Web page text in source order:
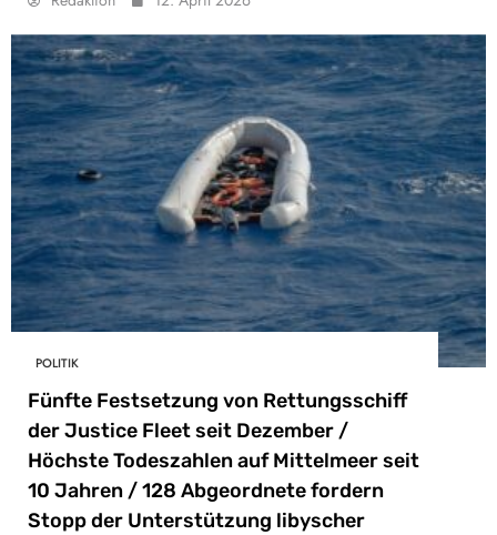
POLITIK
Fünfte Festsetzung von Rettungsschiff
der Justice Fleet seit Dezember /
Höchste Todeszahlen auf Mittelmeer seit
10 Jahren / 128 Abgeordnete fordern
Stopp der Unterstützung libyscher